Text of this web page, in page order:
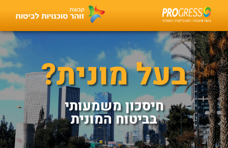
בעל מונית?
חיסכון משמעותי
בביטוח המונית